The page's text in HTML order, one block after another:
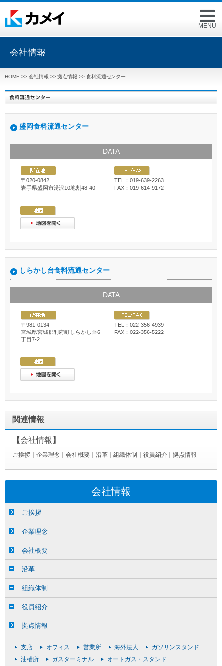
MENU
会社情報
HOME >> 会社情報 >> 拠点情報 >> 食料流通センター
盛岡食料流通センター
DATA
〒020-0842
岩手県盛岡市湯沢10地割48-40
TEL：019-639-2263
FAX：019-614-9172
しらかし台食料流通センター
DATA
〒981-0134
宮城県宮城郡利府町しらかし台6
丁目7-2
TEL：022-356-4939
FAX：022-356-5222
関連情報
【会社情報 】
ご挨拶 企業理念 会社概要 沿革 組織体制 役員紹介 拠点情報
会社情報
ご挨拶
企業理念
会社概要
沿革
組織体制
役員紹介
拠点情報
支店 オフィス 営業所 海外法人
ガソリンスタンド
油槽所
ガスターミナル オートガス・スタンド